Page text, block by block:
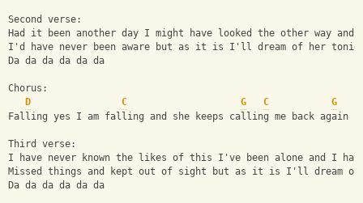
Second verse:
Had it been another day I might have looked the other way and
I'd have never been aware but as it is I'll dream of her
Da da da da da da
Chorus:
D
C G C
G
Falling yes I am falling and she keeps calling me back again
Third verse:
I have never known the likes of this I've been alone and I
Missed things and kept out of sight but as it is I'll dream of
Da da da da da da